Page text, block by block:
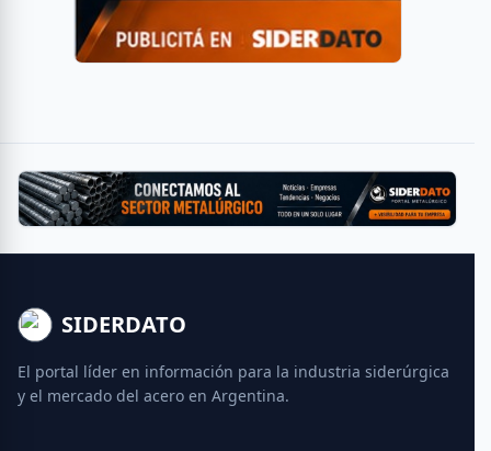
SIDERDATO
El portal líder en información para la industria siderúrgica
y el mercado del acero en Argentina.